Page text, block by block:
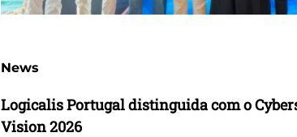
News
Logicalis Portugal distinguida com o
Vision 2026